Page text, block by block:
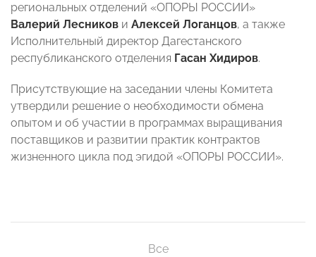
региональных отделений «ОПОРЫ РОССИИ»
Валерий Лесников и Алексей Логанцов, а также
Исполнительный директор Дагестанского
республиканского отделения Гасан Хидиров.
Присутствующие на заседании члены Комитета
утвердили решение о необходимости обмена
опытом и об участии в программах выращивания
поставщиков и развитии практик контрактов
жизненного цикла под эгидой «ОПОРЫ РОССИИ».
Все